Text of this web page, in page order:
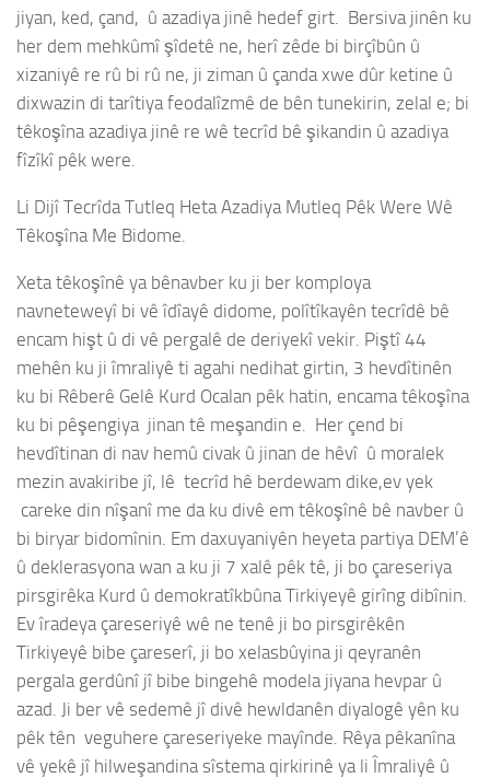
jiyan, ked, çand, û azadiya jinê hedef girt. Bersiva jinên ku
her dem mehkûmî şîdetê ne, herî zêde bi birçîbûn û
xizaniyê re rû bi rû ne, ji ziman û çanda xwe dûr ketine û
dixwazin di tarîtiya feodalîzmê de bên tunekirin, zelal e; bi
têkoşîna azadiya jinê re wê tecrîd bê şikandin û azadiya
fîzîkî pêk were.
Li Dijî Tecrîda Tutleq Heta Azadiya Mutleq Pêk Were Wê
Têkoşîna Me Bidome.
Xeta têkoşînê ya bênavber ku ji ber komploya
navneteweyî bi vê îdîayê didome, polîtîkayên tecrîdê bê
encam hişt û di vê pergalê de deriyekî vekir. Piştî 44
mehên ku ji îmraliyê ti agahi nedihat girtin, 3 hevdîtinên
ku bi Rêberê Gelê Kurd Ocalan pêk hatin, encama têkoşîna
ku bi pêşengiya jinan tê meşandin e. Her çend bi
hevdîtinan di nav hemû civak û jinan de hêvî û moralek
mezin avakiribe jî, lê tecrîd hê berdewam dike,ev yek
careke din nîşanî me da ku divê em têkoşînê bê navber û
bi biryar bidomînin. Em daxuyaniyên heyeta partiya DEM’ê
û deklerasyona wan a ku ji 7 xalê pêk tê, ji bo çareseriya
pirsgirêka Kurd û demokratîkbûna Tirkiyeyê girîng dibînin.
Ev îradeya çareseriyê wê ne tenê ji bo pirsgirêkên
Tirkiyeyê bibe çareserî, ji bo xelasbûyina ji qeyranên
pergala gerdûnî jî bibe bingehê modela jiyana hevpar û
azad. Ji ber vê sedemê jî divê hewldanên diyalogê yên ku
pêk tên veguhere çareseriyeke mayînde. Rêya pêkanîna
vê yekê jî hilweşandina sîstema qirkirinê ya li Îmraliyê û